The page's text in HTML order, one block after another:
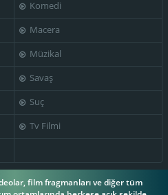
Komedi
Macera
Müzikal
Savaş
Suç
Tv Filmi
film fragmanları ve diğer tüm